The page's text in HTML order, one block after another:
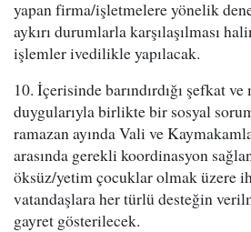
yapan firma/işletmelere yönelik
aykırı durumlarla karşılaşılması
işlemler ivedilikle yapılacak.
10. İçerisinde barındırdığı şefkat
duygularıyla birlikte bir sosyal
ramazan ayında Vali ve
arasında gerekli koordinasyon
öksüz/yetim çocuklar olmak üzere
vatandaşlara her türlü desteğin
gayret gösterilecek.